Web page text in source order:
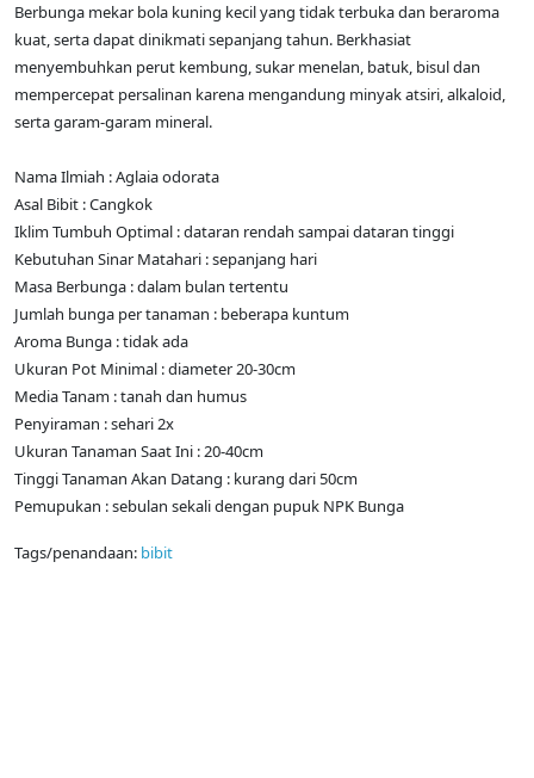
Berbunga mekar bola kuning kecil yang tidak terbuka dan beraroma
kuat, serta dapat dinikmati sepanjang tahun. Berkhasiat
menyembuhkan perut kembung, sukar menelan, batuk, bisul dan
mempercepat persalinan karena mengandung minyak atsiri, alkaloid,
serta garam-garam mineral.
Nama Ilmiah : Aglaia odorata
Asal Bibit : Cangkok
Iklim Tumbuh Optimal : dataran rendah sampai dataran tinggi
Kebutuhan Sinar Matahari : sepanjang hari
Masa Berbunga : dalam bulan tertentu
Jumlah bunga per tanaman : beberapa kuntum
Aroma Bunga : tidak ada
Ukuran Pot Minimal : diameter 20-30cm
Media Tanam : tanah dan humus
Penyiraman : sehari 2x
Ukuran Tanaman Saat Ini : 20-40cm
Tinggi Tanaman Akan Datang : kurang dari 50cm
Pemupukan : sebulan sekali dengan pupuk NPK Bunga
Tags/penandaan: bibit